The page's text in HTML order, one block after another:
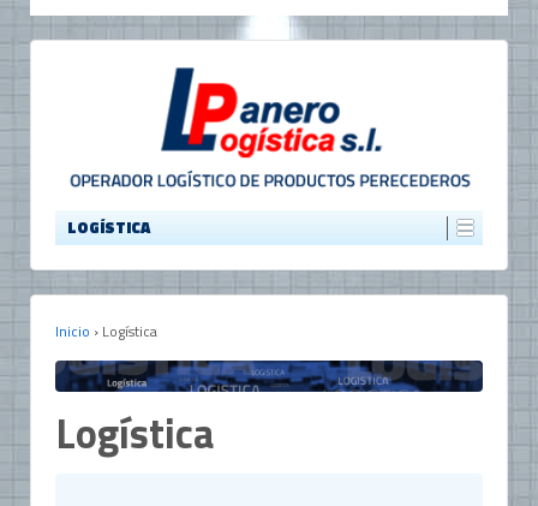
LOGÍSTICA
Inicio › Logística
Logística